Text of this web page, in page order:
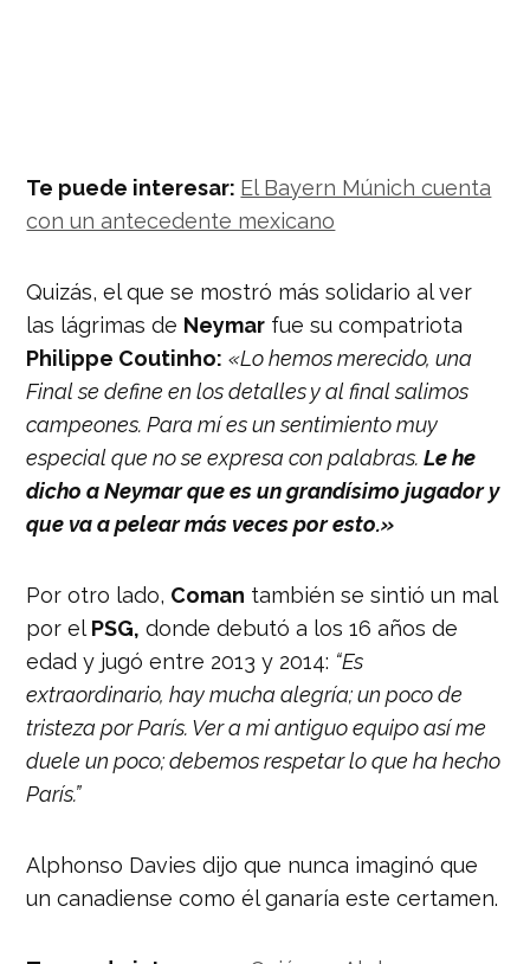
Te puede interesar: El Bayern Múnich cuenta
con un antecedente mexicano
Quizás, el que se mostró más solidario al ver
las lágrimas de Neymar fue su compatriota
Philippe Coutinho: «Lo hemos merecido, una
Final se define en los detalles y al final salimos
campeones. Para mí es un sentimiento muy
especial que no se expresa con palabras.Le he
dicho a Neymar que es un grandísimo jugador y
que va a pelear más veces por esto.»
Por otro lado, Coman también se sintió un mal
por el PSG, donde debutó a los 16 años de
edad y jugó entre 2013 y 2014: “Es
extraordinario, hay mucha alegría; un poco de
tristeza por París. Ver a mi antiguo equipo así me
duele un poco; debemos respetar lo que ha hecho
París.”
Alphonso Davies dijo que nunca imaginó que
un canadiense como él ganaría este certamen.